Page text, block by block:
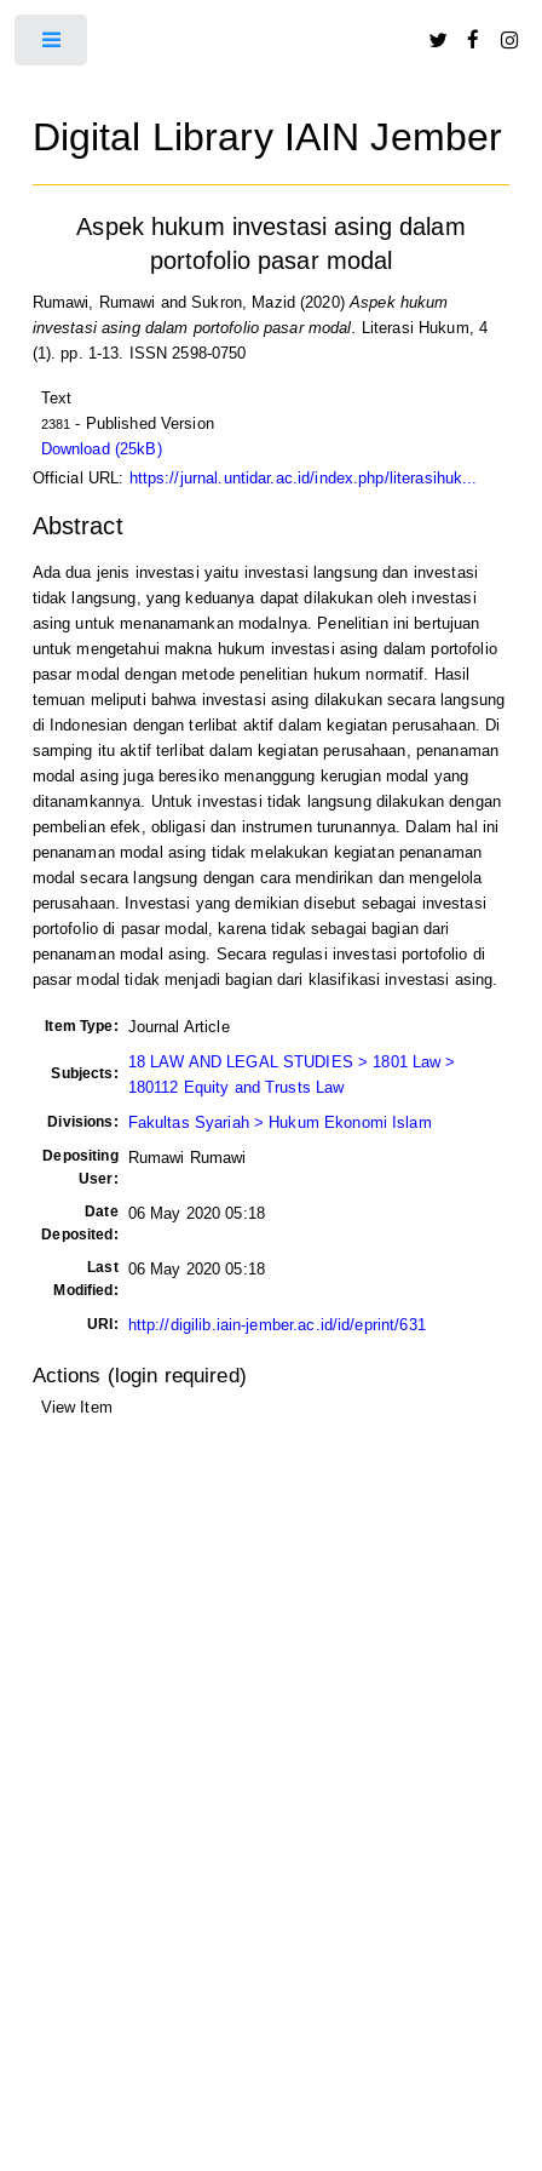
Digital Library IAIN Jember
Aspek hukum investasi asing dalam
portofolio pasar modal
Rumawi, Rumawi andSukron, Mazid (2020)Aspek hukum
investasi asing dalam portofolio pasar modal.
Literasi Hukum, 4
(1). pp. 1-13. ISSN 2598-0750
Text
2381 - Published Version
Download (25kB)
Official URL: https://jurnal.untidar.ac.id/index.php/literasihuk...
Abstract
Ada dua jenis investasi yaitu investasi langsung dan investasi
tidak langsung, yang keduanya dapat dilakukan oleh investasi
asing untuk menanamankan modalnya. Penelitian ini bertujuan
untuk mengetahui makna hukum investasi asing dalam portofolio
pasar modal dengan metode penelitian hukum normatif. Hasil
temuan meliputi bahwa investasi asing dilakukan secara langsung
di Indonesian dengan terlibat aktif dalam kegiatan perusahaan. Di
samping itu aktif terlibat dalam kegiatan perusahaan, penanaman
modal asing juga beresiko menanggung kerugian modal yang
ditanamkannya. Untuk investasi tidak langsung dilakukan dengan
pembelian efek, obligasi dan instrumen turunannya. Dalam hal ini
penanaman modal asing tidak melakukan kegiatan penanaman
modal secara langsung dengan cara mendirikan dan mengelola
perusahaan. Investasi yang demikian disebut sebagai investasi
portofolio di pasar modal, karena tidak sebagai bagian dari
penanaman modal asing. Secara regulasi investasi portofolio di
pasar modal tidak menjadi bagian dari klasifikasi investasi asing.
Item Type: Journal Article
Subjects:
18 LAW AND LEGAL STUDIES > 1801 Law >
180112 Equity and Trusts Law
Divisions: Fakultas Syariah > Hukum Ekonomi Islam
Depositing
User:
Rumawi Rumawi
Date
Deposited:
06 May 2020 05:18
Last
Modified:
06 May 2020 05:18
URI: http://digilib.iain-jember.ac.id/id/eprint/631
Actions (login required)
View Item